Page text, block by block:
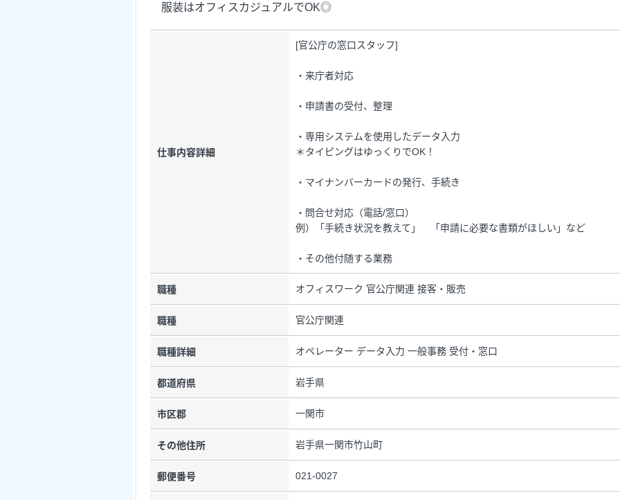
服装はオフィスカジュアルでOK◎
仕事内容詳細
[官公庁の窓口スタッフ]
・来庁者対応
・申請書の受付、整理
・専用システムを使用したデータ入力
＊タイピングはゆっくりでOK！
・マイナンバーカードの発行、手続き
・問合せ対応（電話/窓口）
例）「手続き状況を教えて」 「申請に必要な書類がほしい」など
・その他付随する業務
職種 オフィスワーク 官公庁関連 接客・販売
職種 官公庁関連
職種詳細 オペレーター データ入力 一般事務 受付・窓口
都道府県 岩手県
市区郡 一関市
その他住所 岩手県一関市竹山町
郵便番号 021-0027